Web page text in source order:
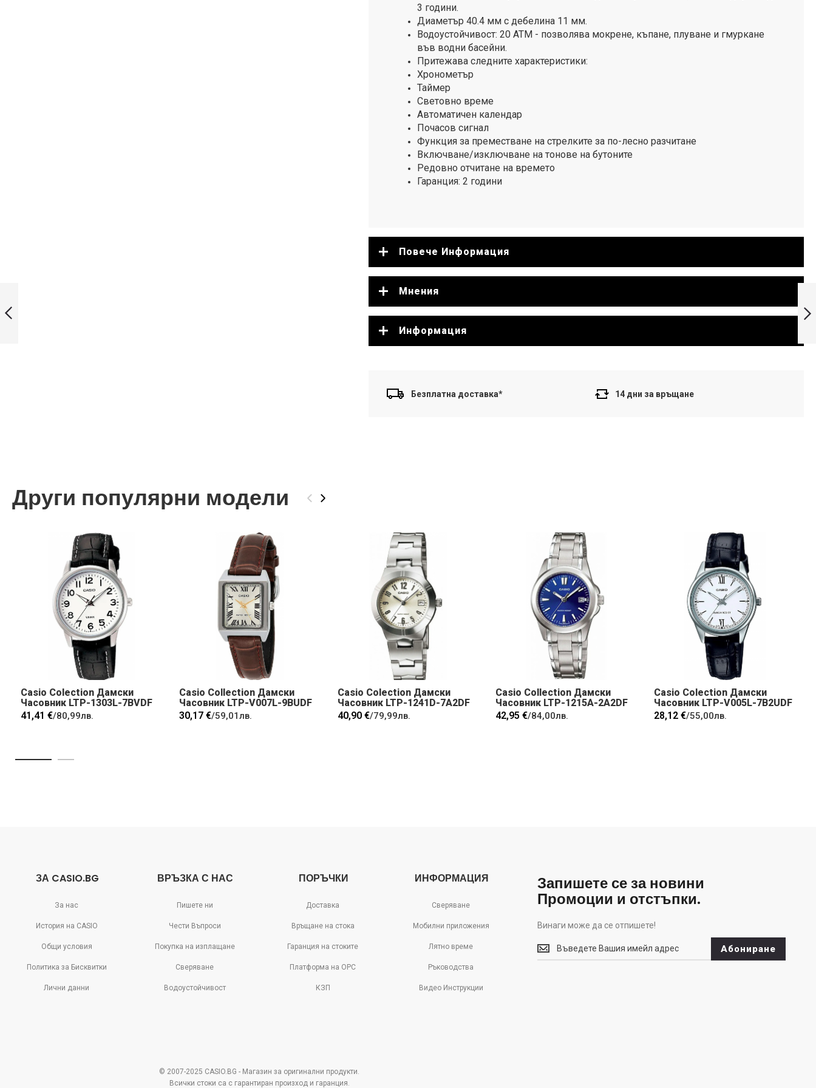
MTP-1302PGC-
3 години.
Диаметър 40.4 мм с дебелина 11 мм.
Водоустойчивост: 20 ATM - позволява мокрене, къпане, плуване и гмуркане
във водни басейни.
Притежава следните характеристики:
Хронометър
Таймер
Световно време
Автоматичен календар
Почасов сигнал
Функция за преместване на стрелките за по-лесно разчитане
Включване/изключване на тонове на бутоните
Редовно отчитане на времето
Гаранция: 2 години
Повече Информация
Мнения
Информация
Безплатна доставка* 14 дни за връщане
Други популярни модели ‹ ›
Casio Colection Дамски
Часовник LTP-1303L-7BVDF
41,41 €/80,99лв.
Casio Collection Дамски
Часовник LTP-V007L-9BUDF
30,17 €/59,01лв.
Casio Colection Дамски
Часовник LTP-1241D-7A2DF
40,90 €/79,99лв.
Casio Collection Дамски
Часовник LTP-1215A-2A2DF
42,95 €/84,00лв.
Casio Colection Дамски
Часовник LTP-V005L-7B2UDF
28,12 €/55,00лв.
Запишете се за новини
Промоции и отстъпки.
Винаги може да се отпишете!
Винаги
може
Абониране
ЗА CASIO.BG
За нас
История на CASIO
Общи условия
Политика за Бисквитки
Лични данни
ВРЪЗКА С НАС
Пишете ни
Чести Въпроси
Покупка на изплащане
Сверяване
Водоустойчивост
ПОРЪЧКИ
Доставка
Връщане на стока
Гаранция на стоките
Платформа на ОРС
КЗП
ИНФОРМАЦИЯ
Сверяване
Мобилни приложения
Лятно време
Ръководства
Видео Инструкции
© 2007-2025 CASIO.BG - Магазин за оригинални продукти.
Всички стоки са с гарантиран произход и гаранция.